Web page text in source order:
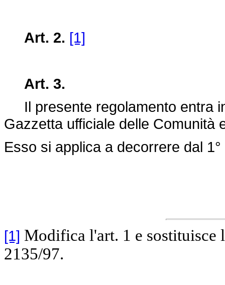
Art. 2. [1]
Art. 3.
Il presente regolamento entra
Gazzetta ufficiale delle Comunità
Esso si applica a decorrere dal
[1] Modifica l'art. 1 e sostituisce
2135/97.